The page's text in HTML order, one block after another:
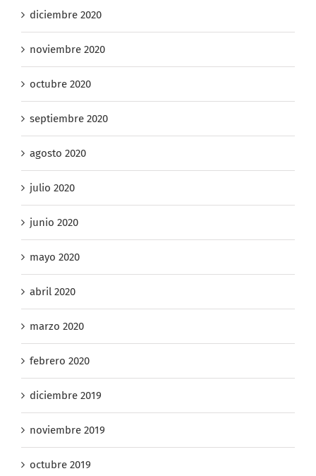
diciembre 2020
noviembre 2020
octubre 2020
septiembre 2020
agosto 2020
julio 2020
junio 2020
mayo 2020
abril 2020
marzo 2020
febrero 2020
diciembre 2019
noviembre 2019
octubre 2019